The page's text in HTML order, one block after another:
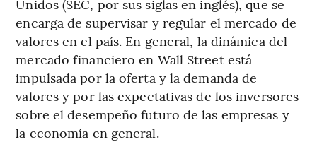
Unidos (SEC, por sus siglas en inglés), que se
encarga de supervisar y regular el mercado de
valores en el país. En general, la dinámica del
mercado financiero en Wall Street está
impulsada por la oferta y la demanda de
valores y por las expectativas de los inversores
sobre el desempeño futuro de las empresas y
la economía en general.